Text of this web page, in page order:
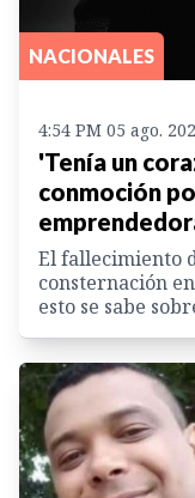
NACIONALES
4:54 PM 05 ago.
'Tenía un
conmoción
El fallecimiento
consternación
esto se sabe